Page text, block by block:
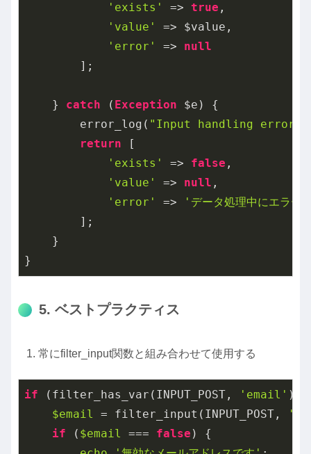
'exists'
=> true ,
'value'
=> $value,
'error'
=> null
        ];
    }
catch ( Exception $e) {
        error_log(
"Input handling error:
return [
'exists'
=> false ,
'value'
=> null ,
'error'
=>
'データ処理中にエラー
        ];
    }
}
5. ベストプラクティス
常にfilter_input関数と組み合わせて使用する
if (filter_has_var(INPUT_POST, 'email' ))
$email
= filter_input(INPUT_POST,
if ( $email === false ) {